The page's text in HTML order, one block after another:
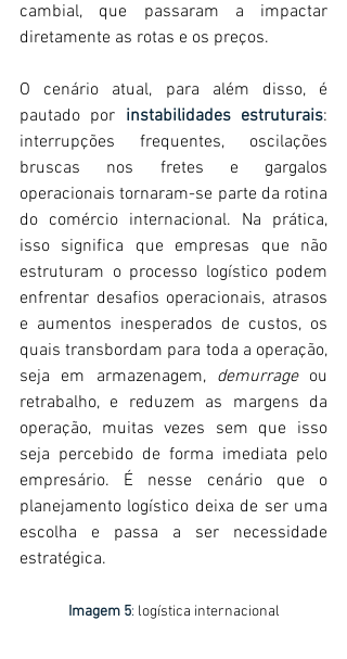
cambial, que passaram a impactar
diretamente as rotas e os preços.
O cenário atual, para além disso, é
pautado por instabilidades estruturais:
interrupções frequentes, oscilações
bruscas nos fretes e gargalos
operacionais tornaram-se parte da rotina
do comércio internacional. Na prática,
isso significa que empresas que não
estruturam o processo logístico podem
enfrentar desafios operacionais, atrasos
e aumentos inesperados de custos, os
quais transbordam para toda a operação,
seja em armazenagem, demurrage ou
retrabalho, e reduzem as margens da
operação, muitas vezes sem que isso
seja percebido de forma imediata pelo
empresário. É nesse cenário que o
planejamento logístico deixa de ser uma
escolha e passa a ser necessidade
estratégica.
Imagem 5: logística internacional